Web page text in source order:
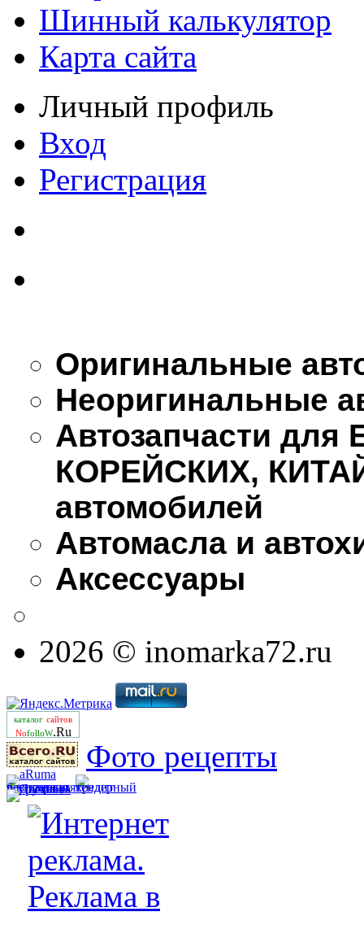
Шинный калькулятор
Карта сайта
Личный профиль
Вход
Регистрация
Оригинальные
Неоригинальные
Автозапчасти
КОРЕЙСКИХ,
автомобилей
Автомасла и
Аксессуары
2026 © inomarka72.ru
каталог сайтов
NofolloW.Ru
Фото рецепты